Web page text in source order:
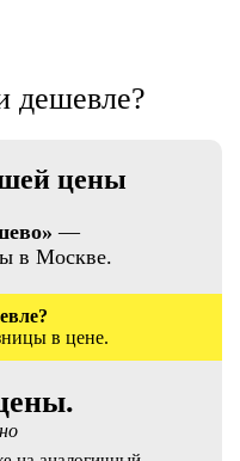
дешевле?
цены
—
в Москве.
в цене.